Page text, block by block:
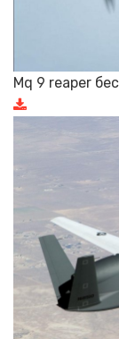
Mq 9 reaper